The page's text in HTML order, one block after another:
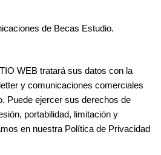
de Becas Estudio.
WEB tratará sus datos con la
y comunicaciones comerciales
Puede ejercer sus derechos de
portabilidad, limitación y
en nuestra Política de Privacidad